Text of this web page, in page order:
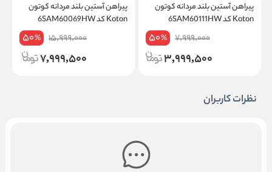
پیراهن آستین بلند مردانه کوتون
Koton کد 6SAM60111HW
7,999,000
50%
3,999,500
پیراهن آستین بلند مردانه کوتون
Koton کد 6SAM60069HW
15,999,000
50%
7,999,500
نظرات کاربران